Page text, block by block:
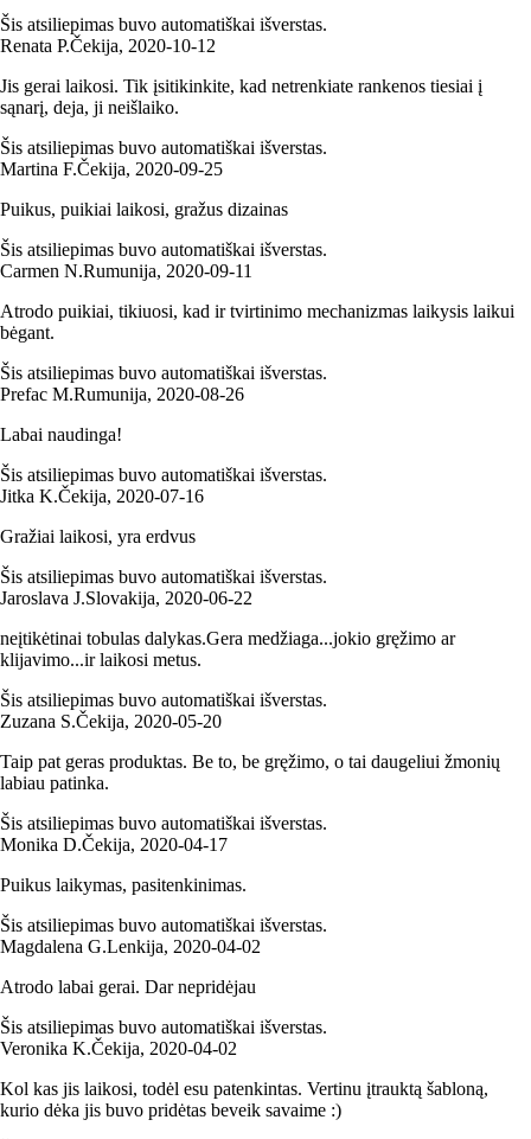
Šis atsiliepimas buvo automatiškai išverstas.
Renata P.Čekija, 2020‑10‑12
Jis gerai laikosi. Tik įsitikinkite, kad netrenkiate rankenos tiesiai į
sąnarį, deja, ji neišlaiko.
Šis atsiliepimas buvo automatiškai išverstas.
Martina F.Čekija, 2020‑09‑25
Puikus, puikiai laikosi, gražus dizainas
Šis atsiliepimas buvo automatiškai išverstas.
Carmen N.Rumunija, 2020‑09‑11
Atrodo puikiai, tikiuosi, kad ir tvirtinimo mechanizmas laikysis laikui
bėgant.
Šis atsiliepimas buvo automatiškai išverstas.
Prefac M.Rumunija, 2020‑08‑26
Labai naudinga!
Šis atsiliepimas buvo automatiškai išverstas.
Jitka K.Čekija, 2020‑07‑16
Gražiai laikosi, yra erdvus
Šis atsiliepimas buvo automatiškai išverstas.
Jaroslava J.Slovakija, 2020‑06‑22
neįtikėtinai tobulas dalykas.Gera medžiaga...jokio gręžimo ar
klijavimo...ir laikosi metus.
Šis atsiliepimas buvo automatiškai išverstas.
Zuzana S.Čekija, 2020‑05‑20
Taip pat geras produktas. Be to, be gręžimo, o tai daugeliui žmonių
labiau patinka.
Šis atsiliepimas buvo automatiškai išverstas.
Monika D.Čekija, 2020‑04‑17
Puikus laikymas, pasitenkinimas.
Šis atsiliepimas buvo automatiškai išverstas.
Magdalena G.Lenkija, 2020‑04‑02
Atrodo labai gerai. Dar nepridėjau
Šis atsiliepimas buvo automatiškai išverstas.
Veronika K.Čekija, 2020‑04‑02
Kol kas jis laikosi, todėl esu patenkintas. Vertinu įtrauktą šabloną,
kurio dėka jis buvo pridėtas beveik savaime :)